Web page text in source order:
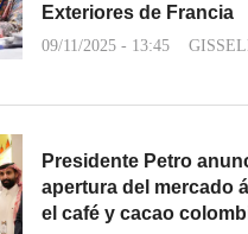
Exteriores de Francia
09/11/2025 - 13:45
Presidente Petro
apertura del mercado
el café y cacao